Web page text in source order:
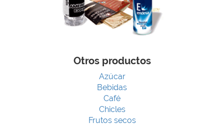
Otros productos
Azúcar
Bebidas
Café
Chicles
Frutos secos